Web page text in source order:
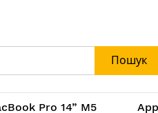
Пошук
Pro 14” M5